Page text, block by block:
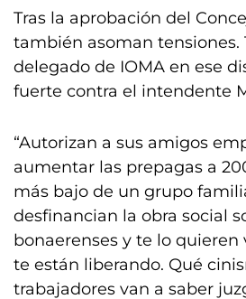
Tras la aprobación del
también asoman tensiones.
delegado de IOMA en ese
fuerte contra el intendente
“Autorizan a sus amigos
aumentar las prepagas a
más bajo de un grupo
desfinancian la obra social
bonaerenses y te lo
te están liberando. Qué
trabajadores van a saber